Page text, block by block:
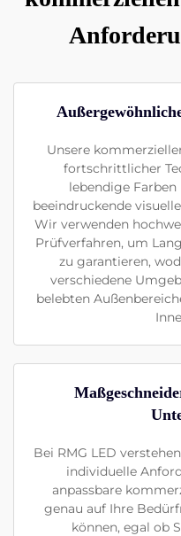
Unsere
fortschrittlicher
lebendige
beeindruckende
Wir verwenden
Prüfverfahren, um
zu garantieren,
verschiedene
belebten
Bei RMG LED
individuelle
anpassbare
genau auf Ihre
können, egal ob